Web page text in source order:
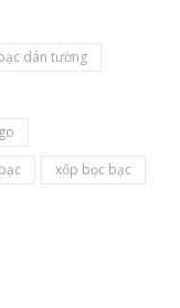
dán tường
xốp bọc bạc